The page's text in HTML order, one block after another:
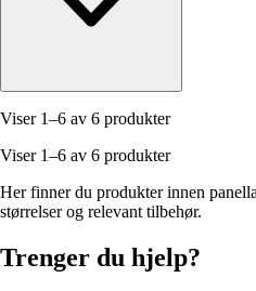
Viser 1–6 av 6 produkter
Viser 1–6 av 6 produkter
Her finner du produkter innen
størrelser og relevant tilbehør.
Trenger du hjelp?